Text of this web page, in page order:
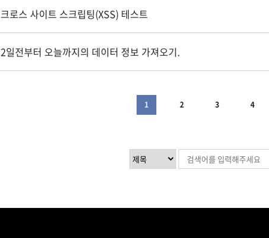
크로스 사이트 스크립팅(XSS) 테스트
2일전부터 오늘까지의 데이터 정보 가져오기.
1 2 3 4